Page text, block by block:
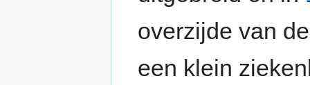
overzijde van
een klein